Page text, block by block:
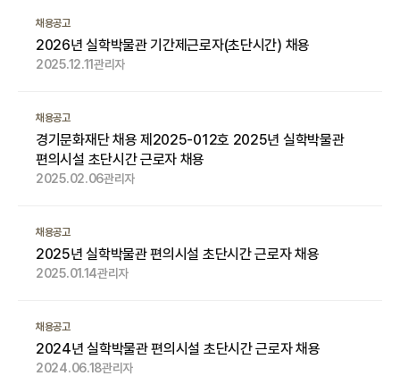
채용공고
2026년 실학박물관 기간제근로자(초단시간) 채용
2025.12.11관리자
채용공고
경기문화재단 채용 제2025-012호 2025년 실학박물관
편의시설 초단시간 근로자 채용
2025.02.06관리자
채용공고
2025년 실학박물관 편의시설 초단시간 근로자 채용
2025.01.14관리자
채용공고
2024년 실학박물관 편의시설 초단시간 근로자 채용
2024.06.18관리자